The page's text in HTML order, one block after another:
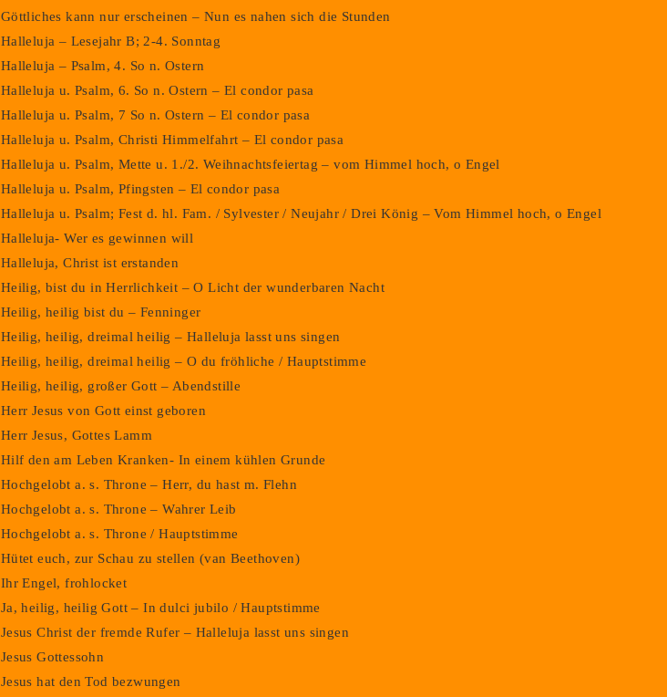
Göttliches kann nur erscheinen – Nun es nahen sich die Stunden
Halleluja – Lesejahr B; 2-4. Sonntag
Halleluja – Psalm, 4. So n. Ostern
Halleluja u. Psalm, 6. So n. Ostern – El condor pasa
Halleluja u. Psalm, 7 So n. Ostern – El condor pasa
Halleluja u. Psalm, Christi Himmelfahrt – El condor pasa
Halleluja u. Psalm, Mette u. 1./2. Weihnachtsfeiertag – vom Himmel hoch, o Engel
Halleluja u. Psalm, Pfingsten – El condor pasa
Halleluja u. Psalm; Fest d. hl. Fam. / Sylvester / Neujahr / Drei König – Vom Himmel hoch, o Engel
Halleluja- Wer es gewinnen will
Halleluja, Christ ist erstanden
Heilig, bist du in Herrlichkeit – O Licht der wunderbaren Nacht
Heilig, heilig bist du – Fenninger
Heilig, heilig, dreimal heilig – Halleluja lasst uns singen
Heilig, heilig, dreimal heilig – O du fröhliche / Hauptstimme
Heilig, heilig, großer Gott – Abendstille
Herr Jesus von Gott einst geboren
Herr Jesus, Gottes Lamm
Hilf den am Leben Kranken- In einem kühlen Grunde
Hochgelobt a. s. Throne – Herr, du hast m. Flehn
Hochgelobt a. s. Throne – Wahrer Leib
Hochgelobt a. s. Throne / Hauptstimme
Hütet euch, zur Schau zu stellen (van Beethoven)
Ihr Engel, frohlocket
Ja, heilig, heilig Gott – In dulci jubilo / Hauptstimme
Jesus Christ der fremde Rufer – Halleluja lasst uns singen
Jesus Gottessohn
Jesus hat den Tod bezwungen